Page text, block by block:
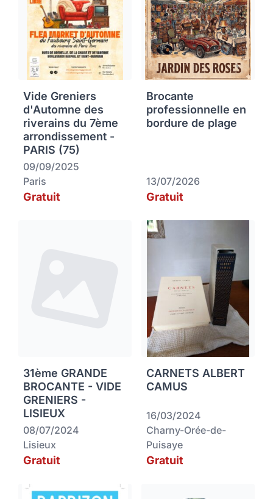
Vide Greniers
d'Automne des
riverains du 7ème
arrondissement -
PARIS (75)
09/09/2025
Paris
Gratuit
Brocante
professionnelle en
bordure de plage
13/07/2026
Gratuit
31ème GRANDE
BROCANTE - VIDE
GRENIERS -
LISIEUX
08/07/2024
Lisieux
Gratuit
CARNETS ALBERT
CAMUS
16/03/2024
Charny-Orée-de-
Puisaye
Gratuit